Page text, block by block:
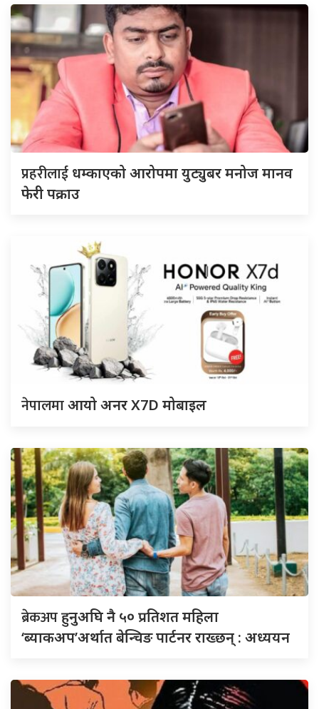
प्रहरीलाई धम्काएको आरोपमा युट्युबर मनोज मानव
फेरी पक्राउ
नेपालमाआयो अनर X7D मोबाइल
ब्रेकअपहुनुअघि नै ५० प्रतिशत महिला
‘ब्याकअप’अर्थात बेन्चिङ पार्टनर राख्छन् : अध्ययन